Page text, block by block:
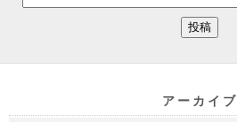
アーカイブ